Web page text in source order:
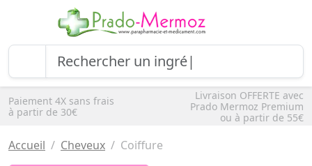
Paiement 4X sans frais
à partir de 30€
Livraison OFFERTE avec
Prado Mermoz Premium
ou à partir de 55€
Accueil Cheveux Coiffure